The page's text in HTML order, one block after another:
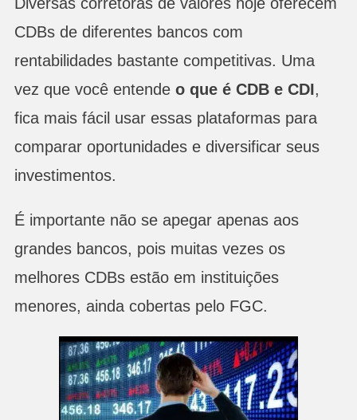
CDBs de diferentes bancos com
rentabilidades bastante competitivas. Uma
vez que você entende o que é CDB e CDI,
fica mais fácil usar essas plataformas para
comparar oportunidades e diversificar seus
investimentos.
É importante não se apegar apenas aos
grandes bancos, pois muitas vezes os
melhores CDBs estão em instituições
menores, ainda cobertas pelo FGC.